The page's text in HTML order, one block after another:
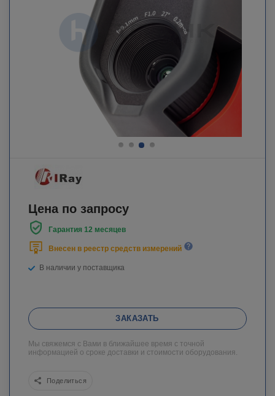
Цена по запросу
Гарантия 12 месяцев
Внесен в реестр средств измерений
В наличии у поставщика
ЗАКАЗАТЬ
Мы свяжемся с Вами в ближайшее время с точной
информацией о сроке доставки и стоимости оборудования.
Поделиться